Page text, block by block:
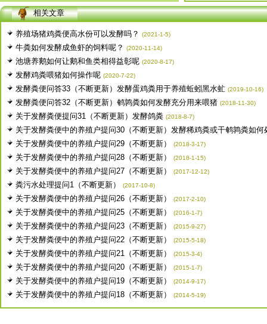
相关文章
养殖场猪鸡粪便高水份可以发酵吗？ (2021-1-5)
牛粪如何发酵成鱼虾的饲料呢？ (2020-11-14)
池塘养鹅如何让鹅和鱼类相得益彰呢 (2020-8-17)
发酵鸡粪喂猪如何操作呢 (2020-7-22)
发酵粪便问答33（不断更新）发酵蛋鸡粪用于养殖蚯蚓黑水虻 (2019-10-16)
发酵粪便问答32（不断更新）鹌鹑粪如何发酵充分用来喂猪 (2018-11-30)
关于发酵粪便提问31（不断更新）发酵鸽粪 (2018-8-7)
关于发酵粪便中的养殖户提问30（不断更新）发酵稀鸡粪或干鹌鹑粪如何
关于发酵粪便中的养殖户提问29（不断更新）
(2018-3-17)
关于发酵粪便中的养殖户提问28（不断更新） (2018-1-15)
关于发酵粪便中的养殖户提问27（不断更新） (2017-12-12)
粪污水处理提问1（不断更新） (2017-10-8)
关于发酵粪便中的养殖户提问26（不断更新） (2017-2-10)
关于发酵粪便中的养殖户提问25（不断更新） (2016-1-7)
关于发酵粪便中的养殖户提问23（不断更新） (2015-9-27)
关于发酵粪便中的养殖户提问22（不断更新） (2015-5-18)
关于发酵粪便中的养殖户提问21（不断更新） (2015-3-4)
关于发酵粪便中的养殖户提问20（不断更新） (2015-1-7)
关于发酵粪便中的养殖户提问19（不断更新） (2014-9-17)
关于发酵粪便中的养殖户提问18（不断更新） (2014-5-19)